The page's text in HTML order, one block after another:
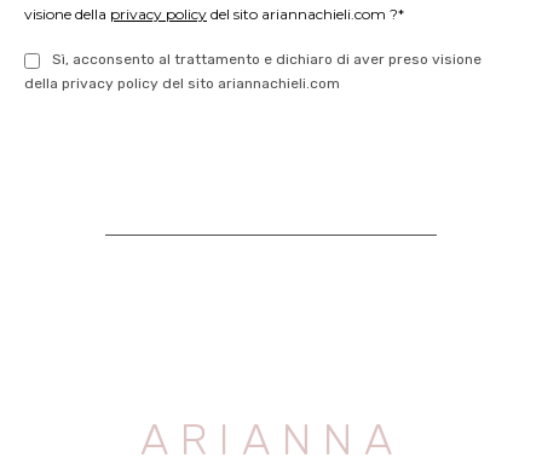
visione della privacy policy del sito ariannachieli.com ?*
Sì, acconsento al trattamento e dichiaro di aver preso visione
della privacy policy del sito ariannachieli.com
ARIANNA